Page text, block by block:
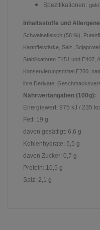
Spezifikationen:
Inhaltsstoffe und
Schweinefleisch (56 %),
Kartoffelstärke, Salz,
Stabilisatoren E451 und E407,
Konservierungsmittel E250,
ihre Derivate,
Nährwertangaben (100g):
Energiewert: 975 kJ / 235
Fett: 19 g
davon gesättigt: 6,6 g
Kohlenhydrate: 5,5 g
davon Zucker: 0,7 g
Protein: 10,5 g
Salz: 2,1 g